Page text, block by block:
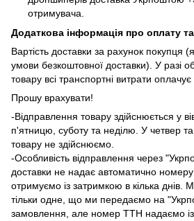
отримувача.
Додаткова інформація про оплату
Вартість доставки за рахунок покупця
умови безкоштовної доставки). У разі
товару всі транспортні витрати
Прошу врахувати!
-Відправлення товару здійснюється у
п'ятницю, суботу та неділю. У четвер та
товару не здійснюємо.
-Особливість відправлення через
доставки не надає автоматично
отримуємо із затримкою в кілька днів.
тільки одне, що ми передаємо на
замовлення, але номер ТТН надаємо